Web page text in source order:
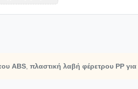
ABS πλαστική λαβή φέρετρου PP για